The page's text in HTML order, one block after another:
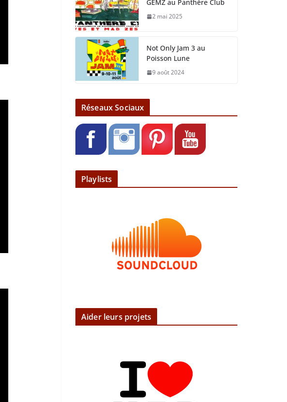
GEMZ au Panthère Club
2 mai 2025
Not Only Jam 3 au
Poisson Lune
9 août 2024
Réseaux Sociaux
Playlists
Aider leurs projets